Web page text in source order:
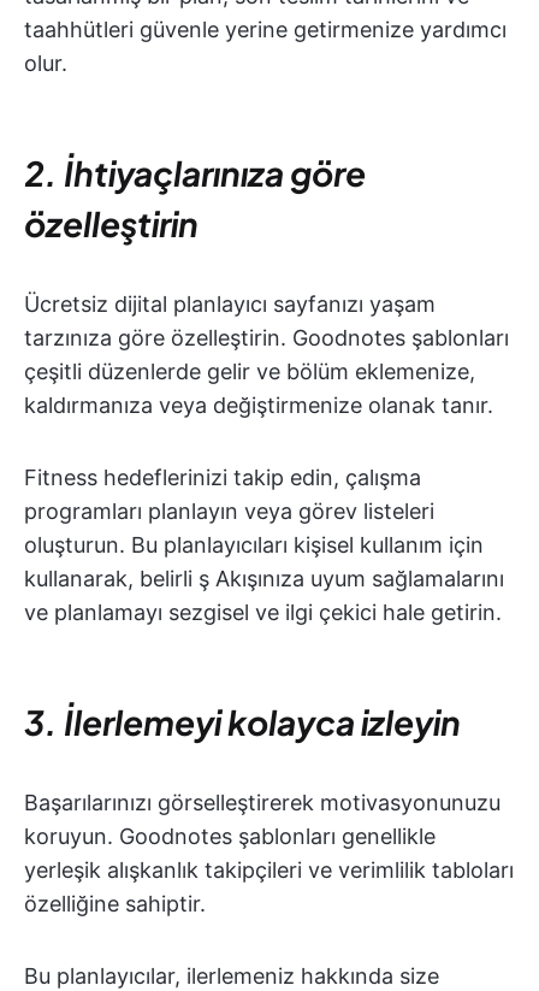
taahhütleri güvenle yerine getirmenize yardımcı
olur.
2. İhtiyaçlarınıza göre
özelleştirin
Ücretsiz dijital planlayıcı sayfanızı yaşam
tarzınıza göre özelleştirin. Goodnotes şablonları
çeşitli düzenlerde gelir ve bölüm eklemenize,
kaldırmanıza veya değiştirmenize olanak tanır.
Fitness hedeflerinizi takip edin, çalışma
programları planlayın veya görev listeleri
oluşturun. Bu planlayıcıları kişisel kullanım için
kullanarak, belirli ş Akışınıza uyum sağlamalarını
ve planlamayı sezgisel ve ilgi çekici hale getirin.
3. İlerlemeyi kolayca izleyin
Başarılarınızı görselleştirerek motivasyonunuzu
koruyun. Goodnotes şablonları genellikle
yerleşik alışkanlık takipçileri ve verimlilik tabloları
özelliğine sahiptir.
Bu planlayıcılar, ilerlemeniz hakkında size